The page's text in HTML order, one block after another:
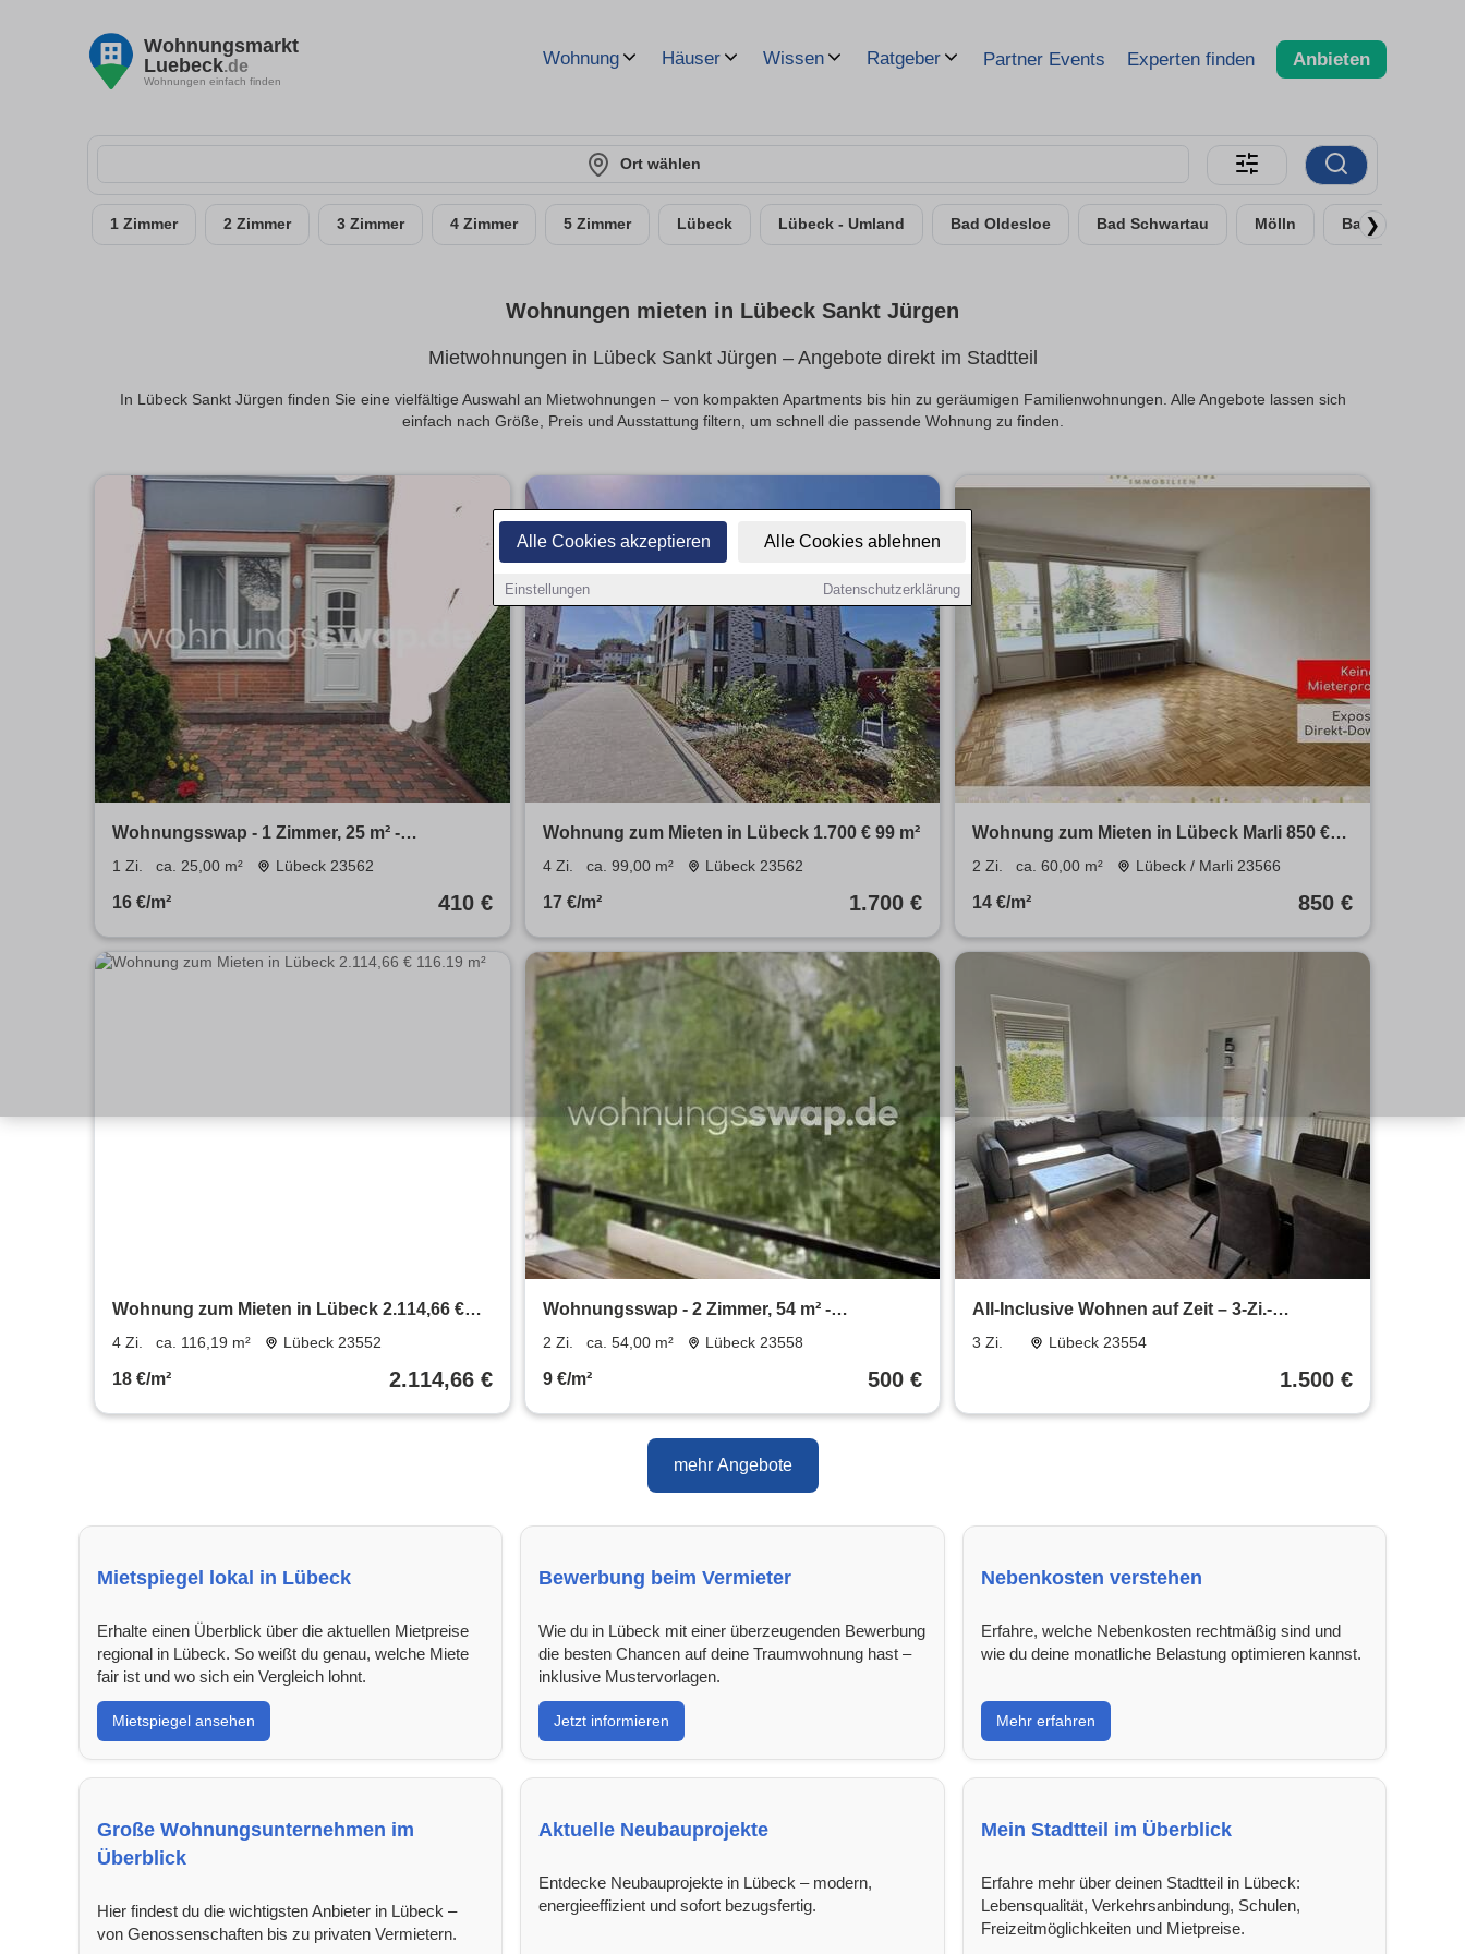
Alle Cookies akzeptieren Alle Cookies ablehnen
Einstellungen Datenschutzerklärung
Wohnungsmarkt
Luebeck.de
Wohnungen einfach finden
Wohnung Häuser Wissen Ratgeber Partner Events Experten finden Anbieten
Ort wählen
1 Zimmer 2 Zimmer 3 Zimmer 4 Zimmer 5 Zimmer Lübeck Lübeck - Umland Bad Oldesloe Bad Schwartau Mölln Bad Segeberg
❯
Wohnungen mieten in Lübeck Sankt Jürgen
Mietwohnungen in Lübeck Sankt Jürgen – Angebote direkt im Stadtteil
In Lübeck Sankt Jürgen finden Sie eine vielfältige Auswahl an Mietwohnungen – von kompakten Apartments bis hin zu geräumigen Familienwohnungen. Alle Angebote lassen sich
einfach nach Größe, Preis und Ausstattung filtern, um schnell die passende Wohnung zu finden.
Wohnungsswap - 1 Zimmer, 25 m² -
Dorfstraße, Lübeck
1 Zi. ca. 25,00 m² Lübeck 23562
16 €/m² 410 €
Wohnung zum Mieten in Lübeck 1.700 € 99 m²
4 Zi. ca. 99,00 m² Lübeck 23562
17 €/m² 1.700 €
Wohnung zum Mieten in Lübeck Marli 850 €
60 m²
2 Zi. ca. 60,00 m² Lübeck / Marli 23566
14 €/m² 850 €
Wohnung zum Mieten in Lübeck 2.114,66 €
116.19 m²
4 Zi. ca. 116,19 m² Lübeck 23552
18 €/m² 2.114,66 €
Wohnungsswap - 2 Zimmer, 54 m² -
Nebenhofstraße, Lübeck
2 Zi. ca. 54,00 m² Lübeck 23558
9 €/m² 500 €
All-Inclusive Wohnen auf Zeit – 3-Zi.-
Wohnung mit Terrasse & Park
3 Zi. Lübeck 23554
1.500 €
mehr Angebote
Mietspiegel lokal in Lübeck
Erhalte einen Überblick über die aktuellen Mietpreise
regional in Lübeck. So weißt du genau, welche Miete
fair ist und wo sich ein Vergleich lohnt.
Mietspiegel ansehen
Bewerbung beim Vermieter
Wie du in Lübeck mit einer überzeugenden Bewerbung
die besten Chancen auf deine Traumwohnung hast –
inklusive Mustervorlagen.
Jetzt informieren
Nebenkosten verstehen
Erfahre, welche Nebenkosten rechtmäßig sind und
wie du deine monatliche Belastung optimieren kannst.
Mehr erfahren
Große Wohnungsunternehmen im
Überblick
Hier findest du die wichtigsten Anbieter in Lübeck –
von Genossenschaften bis zu privaten Vermietern.
Aktuelle Neubauprojekte
Entdecke Neubauprojekte in Lübeck – modern,
energieeffizient und sofort bezugsfertig.
Mein Stadtteil im Überblick
Erfahre mehr über deinen Stadtteil in Lübeck:
Lebensqualität, Verkehrsanbindung, Schulen,
Freizeitmöglichkeiten und Mietpreise.